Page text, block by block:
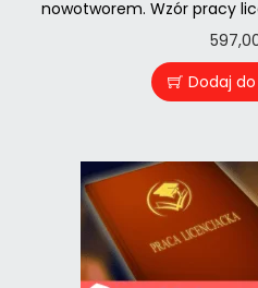
nowotworem. Wzór pracy
Dodaj